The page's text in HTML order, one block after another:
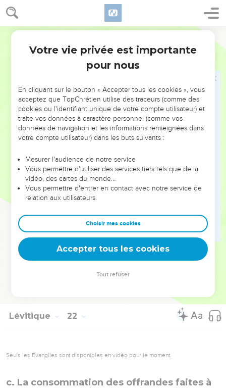
Lévitique 21
Parle à Aaron, et lui dis : Si quelqu'un de ta postérité dans
ses âges a quelque défaut [en son corps], il ne s'approchera
point pour offrir la viande de son Dieu.
Car aucun homme en qui il y aura quelque défaut n'en
approchera ; [savoir] l'homme aveugle, ou boiteux, ou camus,
ou qui aura quelque superfluité dans ses membres.
Ou l'homme qui aura quelque fracture aux pieds, ou aux
mains.
Ou qui sera bossu, ou grêle, ou qui aura quelque suffusion
en l'oeil, ou qui aura une gâle sèche, ou une gâle d'ulcère,
ou qui sera rompu.
qui il y aura quelque défaut, ne s'approchera pour offrir les
offrandes faites par feu à l'Eternel ; il y a un défaut en lui, il
ne s'approchera donc point pour offrir la viande de son Dieu.
22
des choses très-saintes ; et des choses saintes.
Mais il n'entrera point vers le voile, ni ne s'approchera
point de l'autel, parce qu'il y a en lui une défectuosité, de
peur de souiller mes Sanctuaires ; car je suis l'Eternel qui les
Lévitique 22
Seuls les Évangiles sont disponibles en vidéo pour le moment.
c. La consommation des offrandes faites à
Votre vie privée est importante
pour nous
En cliquant sur le bouton « Accepter tous les cookies », vous
acceptez que TopChrétien utilise des traceurs (comme des
cookies ou l'identifiant unique de votre compte utilisateur) et
traite vos données à caractère personnel (comme vos
données de navigation et les informations renseignées dans
votre compte utilisateur) dans les buts suivants :
Mesurer l'audience de notre service
Vous permettre d'utiliser des services tiers tels que de la
vidéo, des cartes du monde…
Vous permettre d'entrer en contact avec notre service de
relation aux utilisateurs.
Choisir mes cookies
Accepter tous les cookies
Tout refuser